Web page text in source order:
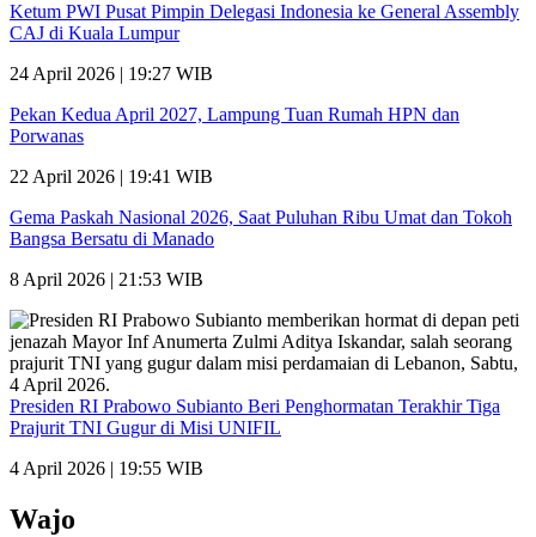
Ketum PWI Pusat Pimpin Delegasi Indonesia ke General Assembly
CAJ di Kuala Lumpur
24 April 2026 | 19:27 WIB
Pekan Kedua April 2027, Lampung Tuan Rumah HPN dan
Porwanas
22 April 2026 | 19:41 WIB
Gema Paskah Nasional 2026, Saat Puluhan Ribu Umat dan Tokoh
Bangsa Bersatu di Manado
8 April 2026 | 21:53 WIB
Presiden RI Prabowo Subianto Beri Penghormatan Terakhir Tiga
Prajurit TNI Gugur di Misi UNIFIL
4 April 2026 | 19:55 WIB
Wajo